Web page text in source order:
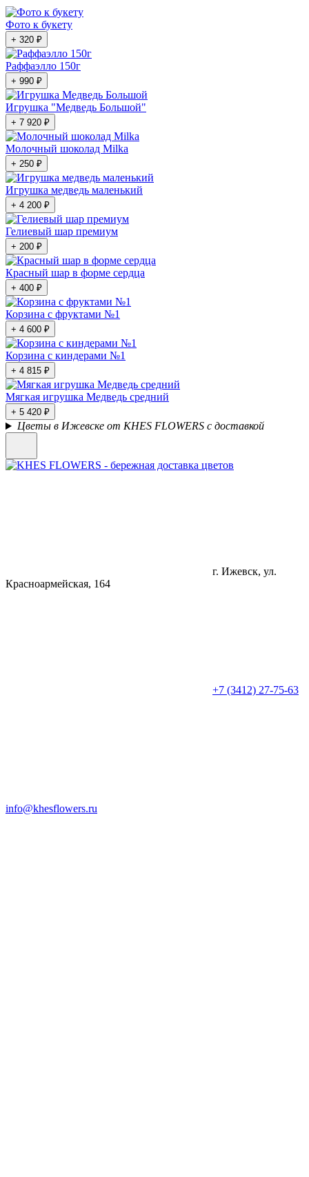
Фото к букету
+ 320 ₽
Раффаэлло 150г
+ 990 ₽
Игрушка "Медведь Большой"
+ 7 920 ₽
Молочный шоколад Milka
+ 250 ₽
Игрушка медведь маленький
+ 4 200 ₽
Гелиевый шар премиум
+ 200 ₽
Красный шар в форме сердца
+ 400 ₽
Корзина с фруктами №1
+ 4 600 ₽
Корзина с киндерами №1
+ 4 815 ₽
Мягкая игрушка Медведь средний
+ 5 420 ₽
Цветы в Ижевске от KHES FLOWERS с доставкой
г. Ижевск, ул.
Красноармейская, 164
+7 (3412) 27-75-63
info@khesflowers.ru